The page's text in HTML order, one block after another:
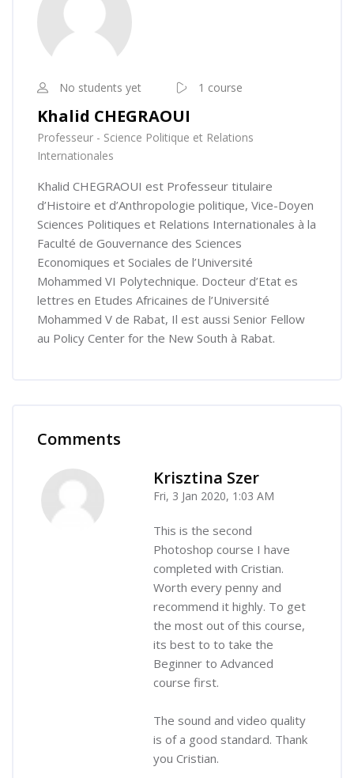
No students yet 1 course
Khalid CHEGRAOUI
Professeur - Science Politique et Relations
Internationales
Khalid CHEGRAOUI est Professeur titulaire
d’Histoire et d’Anthropologie politique, Vice-Doyen
Sciences Politiques et Relations Internationales à la
Faculté de Gouvernance des Sciences
Economiques et Sociales de l’Université
Mohammed VI Polytechnique. Docteur d’Etat es
lettres en Etudes Africaines de l’Université
Mohammed V de Rabat, Il est aussi Senior Fellow
au Policy Center for the New South à Rabat.
Skip Comments
Comments
Krisztina Szer
Fri, 3 Jan 2020, 1:03 AM
This is the second
Photoshop course I have
completed with Cristian.
Worth every penny and
recommend it highly. To get
the most out of this course,
its best to to take the
Beginner to Advanced
course first.
The sound and video quality
is of a good standard. Thank
you Cristian.